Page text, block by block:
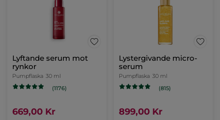
Lyftande serum mot
rynkor
Pumpflaska 30 ml
(1176)
669,00 Kr
Lystergivande micro-
serum
Pumpflaska 30 ml
(815)
899,00 Kr